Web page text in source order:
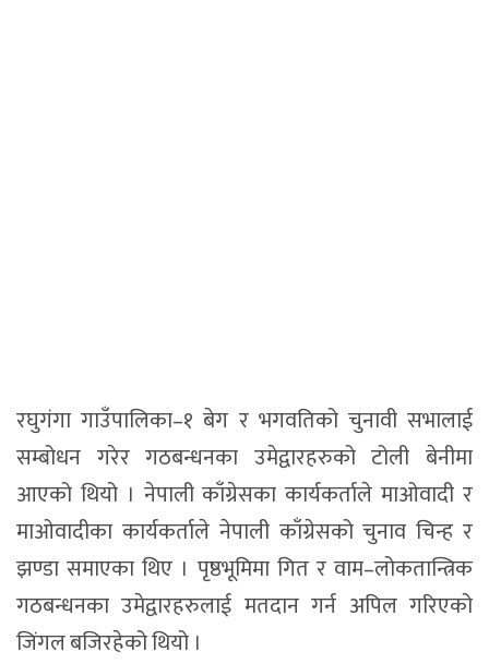
रघुगंगा गाउँपालिका–१ बेग र भगवतिको चुनावी सभालाई
सम्बोधन गरेर गठबन्धनका उमेद्वारहरुको टोली बेनीमा
आएको थियो । नेपाली काँग्रेसका कार्यकर्ताले माओवादी र
माओवादीका कार्यकर्ताले नेपाली काँग्रेसको चुनाव चिन्ह र
झण्डा समाएका थिए । पृष्ठभूमिमा गित र वाम–लोकतान्त्रिक
गठबन्धनका उमेद्वारहरुलाई मतदान गर्न अपिल गरिएको
जिंगल बजिरहेको थियो ।